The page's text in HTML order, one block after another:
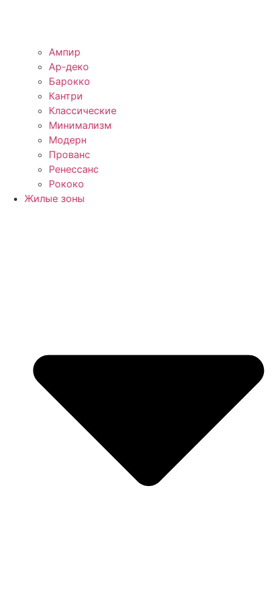
Ампир
Ар-деко
Барокко
Кантри
Классические
Минимализм
Модерн
Прованс
Ренессанс
Рококо
Жилые зоны